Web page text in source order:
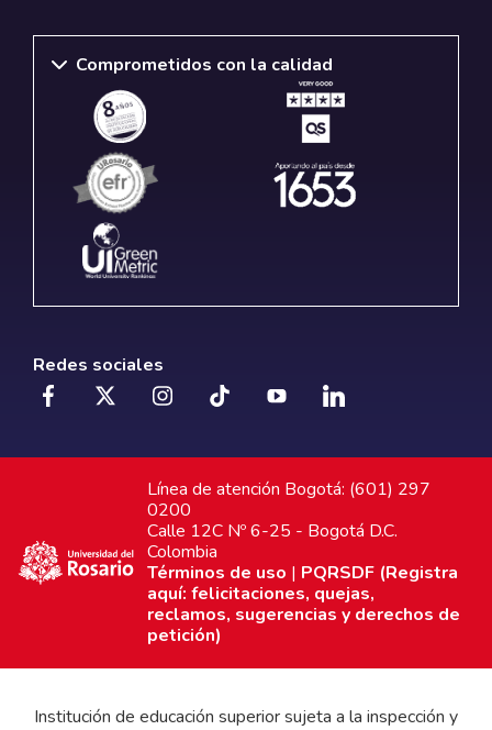
Comprometidos con la calidad
Redes sociales
Línea de atención Bogotá: (601) 297
0200
Calle 12C Nº 6-25 - Bogotá D.C.
Colombia
Términos de uso | PQRSDF (Registra
aquí: felicitaciones, quejas,
reclamos, sugerencias y derechos de
petición)
Institución de educación superior sujeta a la inspección y